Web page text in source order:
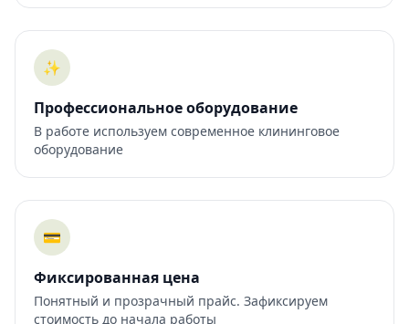
✨
Профессиональное оборудование
В работе используем современное клининговое
оборудование
💳
Фиксированная цена
Понятный и прозрачный прайс. Зафиксируем
стоимость до начала работы